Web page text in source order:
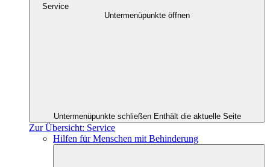
Service
Untermenüpunkte öffnen
Untermenüpunkte schließen Enthält die aktuelle Seite
Zur Übersicht: Service
Hilfen für Menschen mit Behinderung